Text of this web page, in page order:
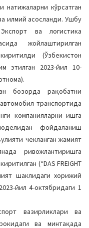
натижаларни кўрсатган
илмий асосланди. Ушбу
ва логистика
жойлаштирилган
(Ўзбекистон
этилган 2023-йил 10-
бозорда рақобатни
транспортида
компанияларни ишга
фойдаланиш
чекланган жамият
ривожлантиришга
(“DAS FREIGHT
шаклидаги хорижий
йил 4-октябридаги 1
вазирликлари ва
ва минтақада